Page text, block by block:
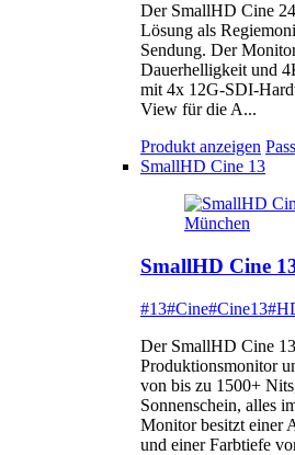
Der SmallHD Cine
Lösung als
Sendung. Der
Dauerhelligkeit und
mit 4x 12G-SDI-
View für die A...
Produkt anzeigen
SmallHD Cine 13
SmallHD Cine
#13#Cine#Cine13
Der SmallHD Cine
Produktionsmonitor
von bis zu 1500+
Sonnenschein, alles
Monitor besitzt einer
und einer Farbtiefe